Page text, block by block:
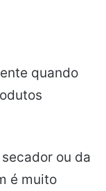
quando
ou da
é muito